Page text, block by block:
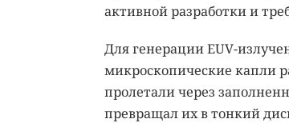
активной разработки и
Для генерации EUV-
микроскопические капли
пролетали через
превращал их в тонкий